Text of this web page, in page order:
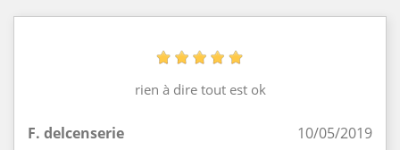
rien à dire tout est ok
F. delcenserie 10/05/2019